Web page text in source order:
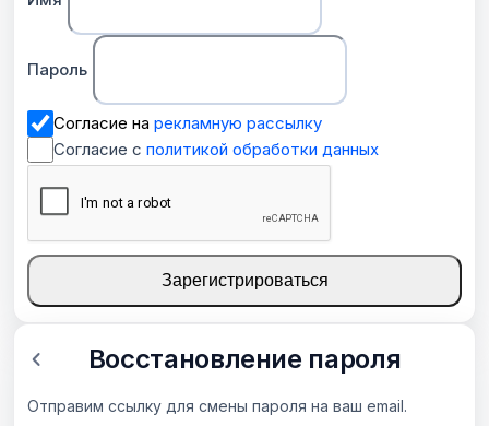
Пароль
Согласие на рекламную рассылку
Согласие с политикой обработки данных
Зарегистрироваться
Восстановление пароля
Отправим ссылку для смены пароля на ваш email.